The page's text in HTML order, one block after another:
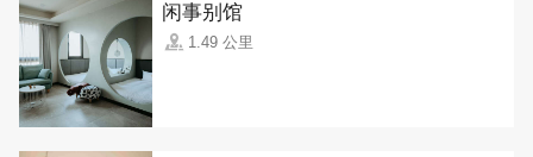
闲事别馆
1.49 公里